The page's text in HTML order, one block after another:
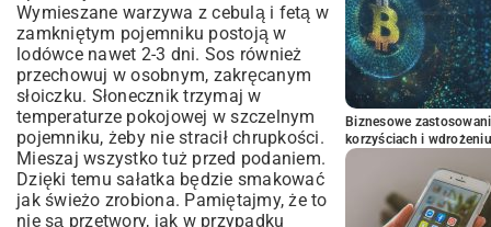
Wymieszane warzywa z cebulą i fetą w
zamkniętym pojemniku postoją w
lodówce nawet 2-3 dni. Sos również
przechowuj w osobnym, zakręcanym
słoiczku. Słonecznik trzymaj w
temperaturze pokojowej w szczelnym
pojemniku, żeby nie stracił chrupkości.
Mieszaj wszystko tuż przed podaniem.
Dzięki temu sałatka będzie smakować
jak świeżo zrobiona. Pamiętajmy, że to
nie są przetwory, jak w przypadku
Biznesowe
korzyściach i wdrożeniu